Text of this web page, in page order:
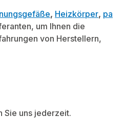
, Heizkörper, pa
um Ihnen die
von Herstellern,
Sie uns jederzeit.